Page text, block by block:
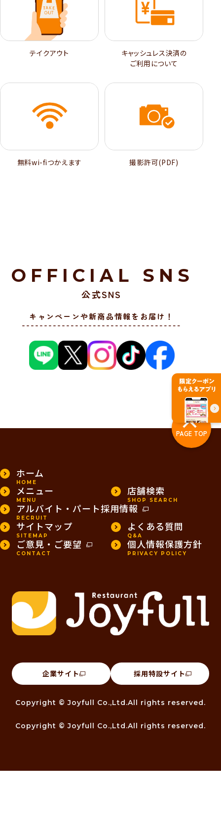
テイクアウト
キャッシュレス決済の
ご利用について
無料wi-ﬁつかえます 撮影許可(PDF)
OFFICIAL SNS
公式SNS
キャンペーンや新商品情報をお届け！
PAGE TOP
ホーム
HOME
メニュー
MENU
店舗検索
SHOP SEARCH
アルバイト・パート採用情報
RECRUIT
サイトマップ
SITEMAP
よくある質問
Q&A
ご意見・ご要望
CONTACT
個人情報保護方針
PRIVACY POLICY
企業サイト 採用特設サイト
Copyright © Joyfull Co.,Ltd.All rights reserved.
Copyright © Joyfull Co.,Ltd.All rights reserved.